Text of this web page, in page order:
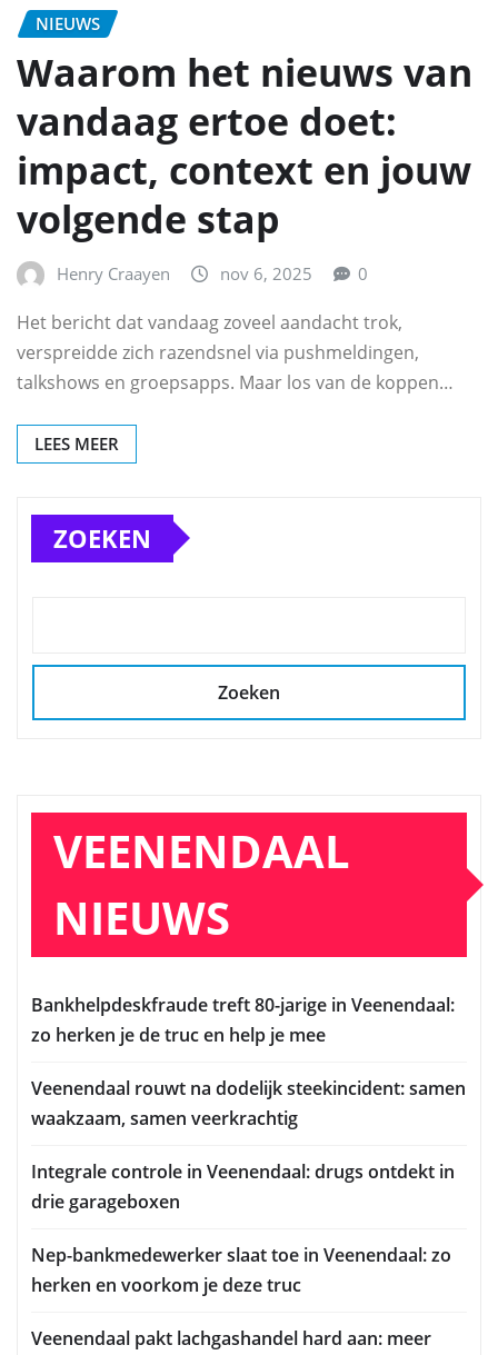
NIEUWS
Waarom het nieuws van
vandaag ertoe doet:
impact, context en jouw
volgende stap
Henry Craayen nov 6, 2025 0
Het bericht dat vandaag zoveel aandacht trok,
verspreidde zich razendsnel via pushmeldingen,
talkshows en groepsapps. Maar los van de koppen…
LEES MEER
ZOEKEN
Zoeken
VEENENDAAL
NIEUWS
Bankhelpdeskfraude treft 80-jarige in Veenendaal:
zo herken je de truc en help je mee
Veenendaal rouwt na dodelijk steekincident: samen
waakzaam, samen veerkrachtig
Integrale controle in Veenendaal: drugs ontdekt in
drie garageboxen
Nep-bankmedewerker slaat toe in Veenendaal: zo
herken en voorkom je deze truc
Veenendaal pakt lachgashandel hard aan: meer